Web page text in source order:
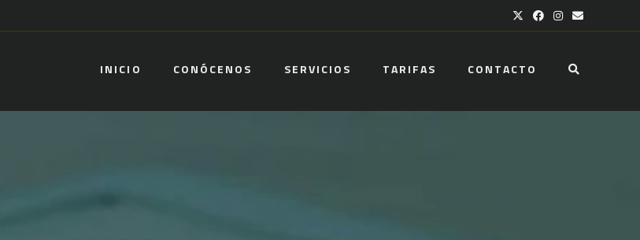
INICIO CONÓCENOS SERVICIOS TARIFAS CONTACTO